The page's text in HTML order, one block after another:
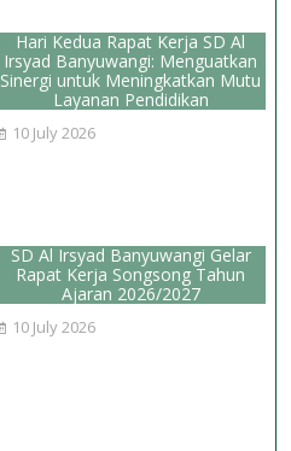
Hari Kedua Rapat Kerja SD Al
Irsyad Banyuwangi: Menguatkan
Sinergi untuk Meningkatkan Mutu
Layanan Pendidikan
10 July 2026
SD Al Irsyad Banyuwangi Gelar
Rapat Kerja Songsong Tahun
Ajaran 2026/2027
10 July 2026